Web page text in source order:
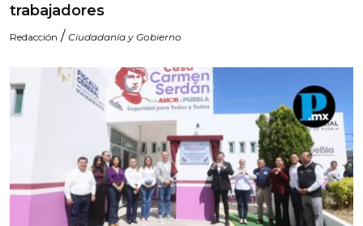
trabajadores
Redacción / Ciudadanía y Gobierno